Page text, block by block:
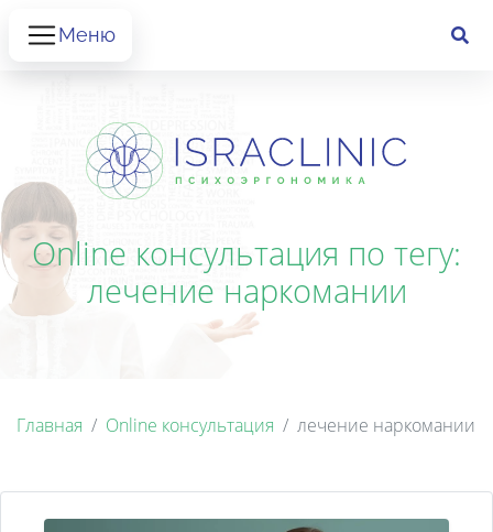
Меню
Online консультация по тегу:
лечение наркомании
Главная Online консультация лечение наркомании